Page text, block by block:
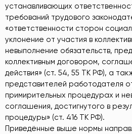
устанавливающих
требований трудового
«ответственности сторон
уклонение от участия в
невыполнение обязательств,
коллективным договором,
действия» (ст. 54, 55 ТК РФ), а
представителей работодателя
примирительных процедурах и
соглашения, достигнутого в
процедуры» (ст. 416 ТК РФ).
Приведённые выше нормы